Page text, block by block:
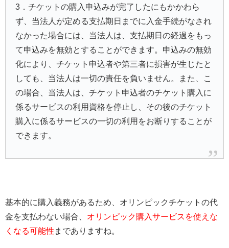
3．チケットの購入申込みが完了したにもかかわら
ず、当法人が定める支払期日までに入金手続がなされ
なかった場合には、当法人は、支払期日の経過をもっ
て申込みを無効とすることができます。申込みの無効
化により、チケット申込者や第三者に損害が生じたと
しても、当法人は一切の責任を負いません。また、こ
の場合、当法人は、チケット申込者のチケット購入に
係るサービスの利用資格を停止し、その後のチケット
購入に係るサービスの一切の利用をお断りすることが
できます。
基本的に購入義務があるため、オリンピックチケットの代
金を支払わない場合、 オリンピック購入サービスを使えな
くなる可能性 までありますね。